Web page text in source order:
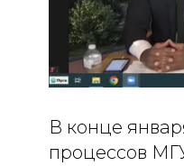
В конце
процессов